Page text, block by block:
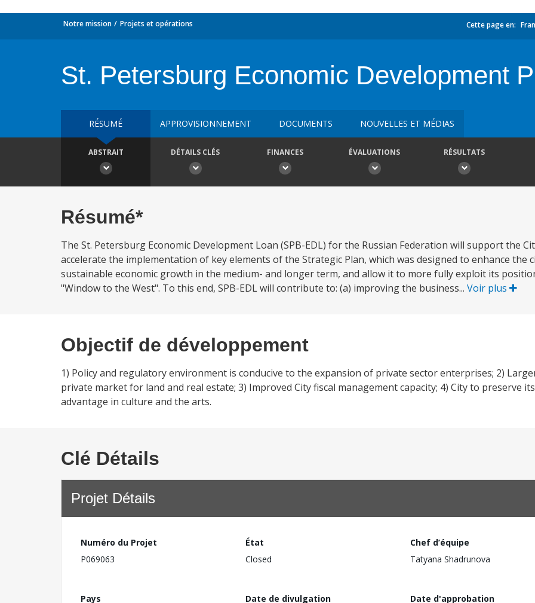
Notre mission Projets et opérations Cette page en:
St. Petersburg Economic Development
RÉSUMÉ APPROVISIONNEMENT DOCUMENTS NOUVELLES ET MÉDIAS
ABSTRAIT DÉTAILS CLÉS FINANCES ÉVALUATIONS RÉSULTATS
Résumé*
The St. Petersburg Economic Development Loan (SPB-EDL) for the Russian Federation will support the
accelerate the implementation of key elements of the Strategic Plan, which was designed to enhance the
sustainable economic growth in the medium- and longer term, and allow it to more fully exploit its
"Window to the West". To this end, SPB-EDL will contribute to: (a) improving the business... Voir plus
Objectif de développement
1) Policy and regulatory environment is conducive to the expansion of private sector enterprises; 2)
private market for land and real estate; 3) Improved City fiscal management capacity; 4) City to preserve
advantage in culture and the arts.
Clé Détails
Projet Détails
Numéro du Projet
P069063
État
Closed
Chef d’équipe
Tatyana Shadrunova
Pays
Date de divulgation
Date d'approbation